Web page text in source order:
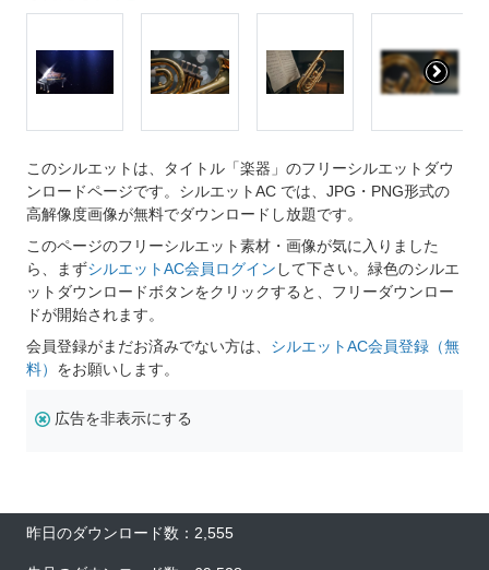
このシルエットは、タイトル「楽器」のフリーシルエットダウ
ンロードページです。シルエットAC では、JPG・PNG形式の
高解像度画像が無料でダウンロードし放題です。
このページのフリーシルエット素材・画像が気に入りました
ら、まずシルエットAC会員ログイン して下さい。緑色のシルエ
ットダウンロードボタンをクリックすると、フリーダウンロー
ドが開始されます。
会員登録がまだお済みでない方は、 シルエットAC会員登録（無
料） をお願いします。
広告を非表示にする
昨日のダウンロード数：2,555